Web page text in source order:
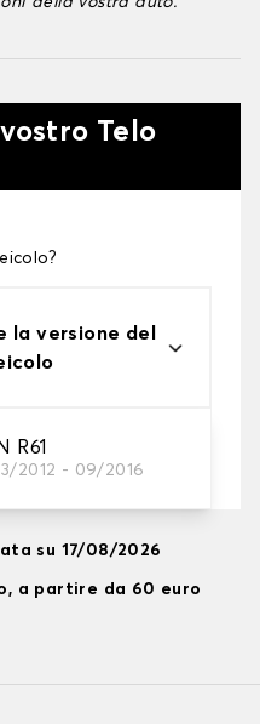
Telo
la versione del
R61
2012 - 09/2016
alle tue esigenze
su 17/08/2026
a partire da 60 euro